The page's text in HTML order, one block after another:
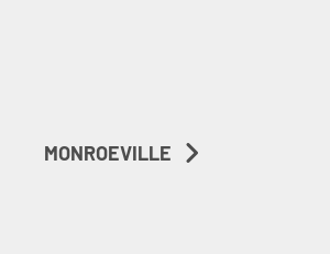
MONROEVILLE